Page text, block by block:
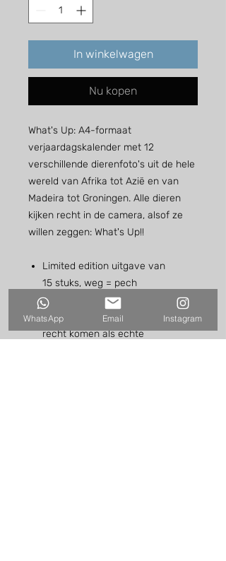
In winkelwagen
Nu kopen
What's Up: A4-formaat
verjaardagskalender met 12
verschillende dierenfoto's uit de hele
wereld van Afrika tot Azië en van
Madeira tot Groningen. Alle dieren
kijken recht in de camera, alsof ze
willen zeggen: What's Up!!
Limited edition uitgave van
15 stuks, weg = pech
Hoogwaardig 400 grams papier,
waardoor de beelden tot hun
recht komen als echte
WhatsApp Email Instagram